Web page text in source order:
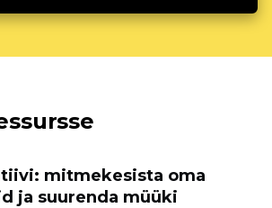
mitmekesista oma
ja suurenda müüki